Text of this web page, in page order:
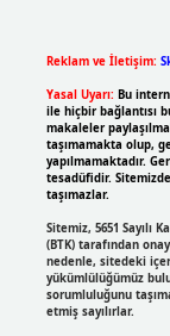
Reklam ve İletişim:
Yasal Uyarı: Bu
ile hiçbir bağlantısı
makaleler
taşımamakta olup,
yapılmamaktadır.
tesadüfidir.
taşımazlar.
Sitemiz, 5651 Sayılı
(BTK) tarafından
nedenle, sitedeki
yükümlülüğümüz
sorumluluğunu
etmiş sayılırlar.